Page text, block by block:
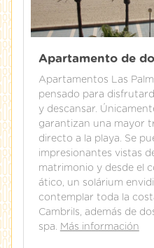
Apartamento de
Apartamentos Las
pensado para
y descansar.
garantizan una mayor
directo a la playa. Se
impresionantes vistas
matrimonio y desde el
ático, un solárium
contemplar toda la
Cambrils, además de
spa.
Más información